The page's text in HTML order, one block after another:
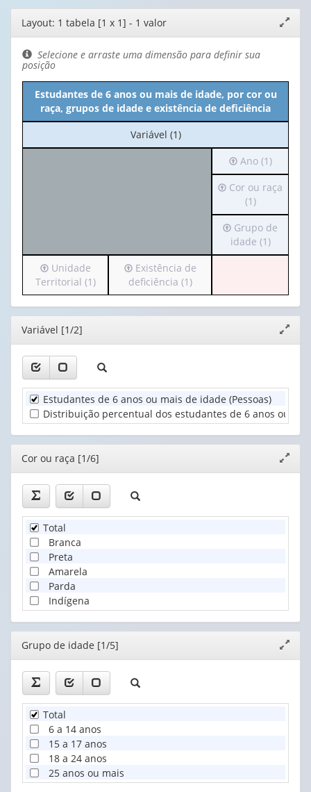
Editor
de
layout
janela
Layout: 1 tabela [1 x 1] - 1 valor
Selecione e arraste uma dimensão para definir sua
posição
Estudantes de 6 anos ou mais de idade, por cor ou
raça, grupos de idade e existência de deficiência
No
cabeçalho:
Variável (1)
Irá
para
o
cabeçalho
(possui
apenas
1
valor):
(1)
Ano (1)
Irá
o
cabeçalho
(possui
apenas
Cor ou raça
(1)
Irá
para
o
apenas
1
(1)
Grupo de
idade (1)
Irá
para
o
cabeçalho
(possui
apenas
valor):
Unidade
Territorial
(1)
Unidade
Territorial (1)
Irá
para
o
cabeçalho
Existência
de
deficiência
(1)
Existência de
deficiência (1)
Editor
janela
Variável [1/2]
Estudantes de 6 anos ou mais de idade (Pessoas)
Distribuição percentual dos estudantes de 6 anos ou
Editor
janela
Cor ou raça [1/6]
Total
Branca
Preta
Amarela
Parda
Indígena
Editor
janela
Grupo de idade [1/5]
Total
6 a 14 anos
15 a 17 anos
18 a 24 anos
25 anos ou mais